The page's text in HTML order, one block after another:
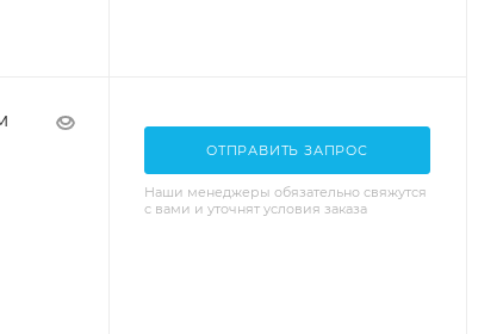
ОТПРАВИТЬ ЗАПРОС
Наши менеджеры обязательно свяжутся
с вами и уточнят условия заказа